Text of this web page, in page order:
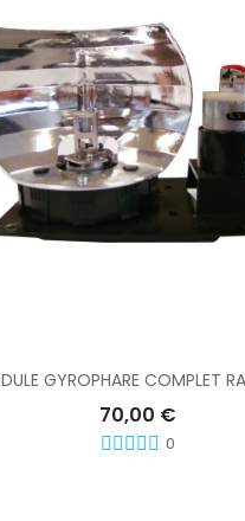
70,00 €
0